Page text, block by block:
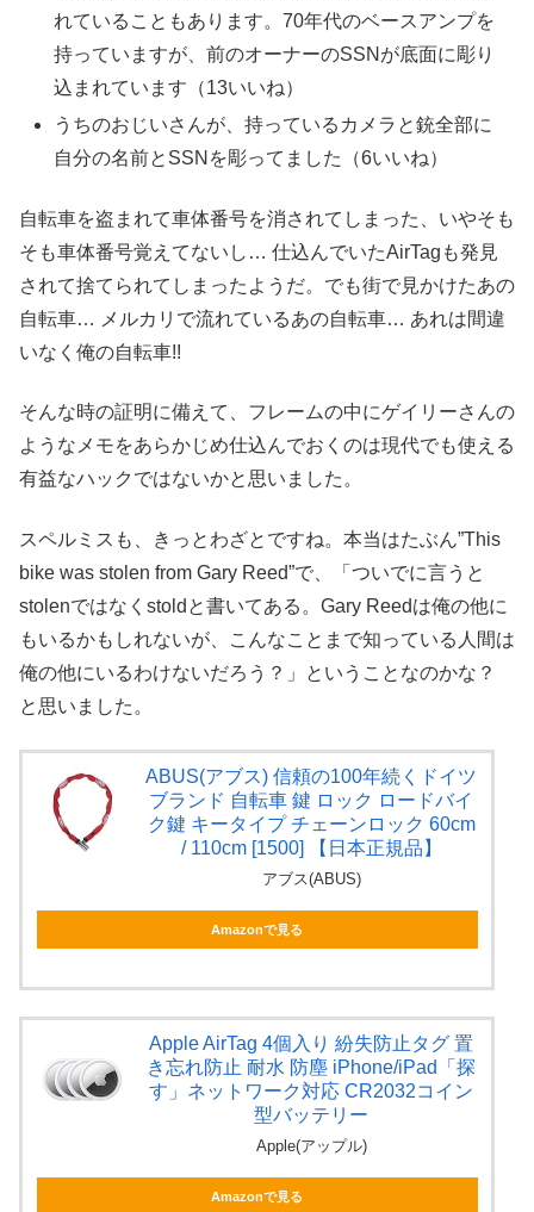
れていることもあります。70年代のベースアンプを
持っていますが、前のオーナーのSSNが底面に彫り
込まれています（13いいね）
うちのおじいさんが、持っているカメラと銃全部に
自分の名前とSSNを彫ってました（6いいね）
自転車を盗まれて車体番号を消されてしまった、いやそも
そも車体番号覚えてないし… 仕込んでいたAirTagも発見
されて捨てられてしまったようだ。でも街で見かけたあの
自転車… メルカリで流れているあの自転車… あれは間違
いなく俺の自転車!!
そんな時の証明に備えて、フレームの中にゲイリーさんの
ようなメモをあらかじめ仕込んでおくのは現代でも使える
有益なハックではないかと思いました。
スペルミスも、きっとわざとですね。本当はたぶん”This
bike was stolen from Gary Reed”で、「ついでに言うと
stolenではなくstoldと書いてある。Gary Reedは俺の他に
もいるかもしれないが、こんなことまで知っている人間は
俺の他にいるわけないだろう？」ということなのかな？
と思いました。
ABUS(アブス) 信頼の100年続くドイツ
ブランド 自転車 鍵 ロック ロードバイ
ク鍵 キータイプ チェーンロック 60cm
/ 110cm [1500] 【日本正規品】
アブス(ABUS)
Amazonで見る
Apple AirTag 4個入り 紛失防止タグ 置
き忘れ防止 耐水 防塵 iPhone/iPad「探
す」ネットワーク対応 CR2032コイン
型バッテリー
Apple(アップル)
Amazonで見る